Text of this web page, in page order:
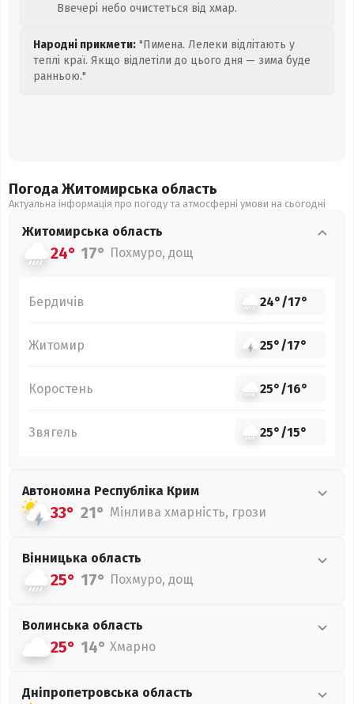
Ввечері небо очистеться від хмар.
Народні прикмети: "Пимена. Лелеки відлітають у
теплі краї. Якщо відлетіли до цього дня — зима буде
ранньою."
Погода Житомирська область
Актуальна інформація про погоду та атмосферні умови на сьогодні
Житомирська область
24° 17° Похмуро, дощ
Бердичів 24°/17°
Житомир 25°/17°
Коростень 25°/16°
Звягель 25°/15°
Автономна Республіка Крим
33° 21° Мінлива хмарність, грози
Вінницька область
25° 17° Похмуро, дощ
Волинська область
25° 14° Хмарно
Дніпропетровська область